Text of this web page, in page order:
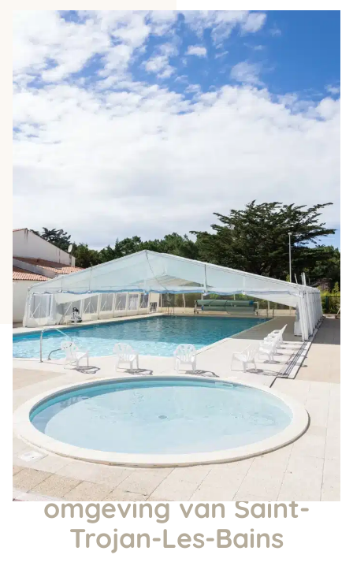
Huurwoningen in de
omgeving van Saint-
Trojan-Les-Bains